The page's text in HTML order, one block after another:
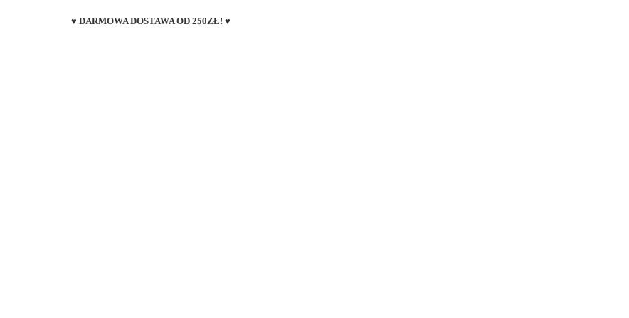
♥ DARMOWA DOSTAWA OD 250ZŁ! ♥